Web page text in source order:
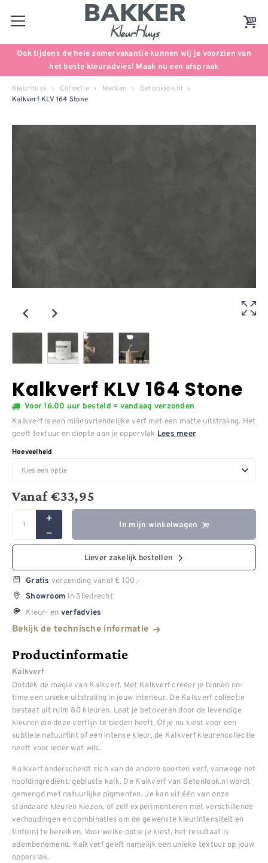
Ook tijdens de hele zomervakantie kunnen wij je voorzien van
het beste kleuradvies! Maak nu een afspraak
KleurHuys Collectie Merken Betonlook.nl
Kalkverf KLV 164 Stone
Kalkverf KLV 164 Stone
Voor 16.00 uur besteld = vandaag verzonden
Kalkverf is een milieuvriendelijke verf met een matte uitstraling. Het
geeft textuur en diepte aan je oppervlak Lees meer
Hoeveelheid
Vanaf€33,95
In mijn winkelwagen
Liever zakelijk bestellen
Gratis verzending vanaf € 100,-
Showroom in Sliedrecht
Kleur- en verfadvies
Bekijk de technische informatie
Productinformatie
Kalkverf
Ontdek de magie van Kalkverf. Met Kalkverf creëer je binnen no-
time een unieke uitstraling in jouw interieur. De Kalkverf collectie
bestaat uit ruim 80 kleuren. Laat je betoveren door de levendige
kleuren die deze verflijn te bieden heeft. Of je nu kiest voor een
subtiele natuurtint of een intense kleur, de Kalkverf kleurencollectie
heeft voor ieder wat wils.
Kalkverf onderscheidt zich van de andere soorten verf, vanwege het
hoofdingrediënt: gebluste kalk. De Kalkverf van Betonlook.nl wordt
gemengd met natuurlijke pigmenten. Je kan uit één van onze
standaard kleuren kiezen, of zelf experimenteren met verschillende
verhoudingen en combinaties om de gewenste kleurintensiteit en
tint(en) te bereiken. Voor welke optie je kiest, het resultaat is
adembenemend. Kalkverf geeft namelijk een unieke textuur op jouw
oppervlak.